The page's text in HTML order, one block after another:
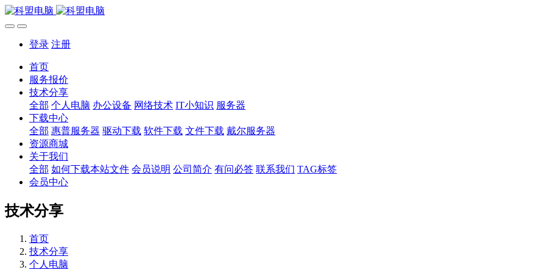
登录 注册
首页
服务报价
技术分享
全部 个人电脑 办公设备 网络技术 IT小知识 服务器
下载中心
全部 惠普服务器 驱动下载 软件下载 文件下载 戴尔服务器
资源商城
关于我们
全部 如何下载本站文件 会员说明 公司简介 有问必答 联系我们 TAG标签
会员中心
技术分享
首页
技术分享
个人电脑